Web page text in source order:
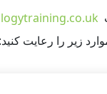
زیر را رعایت کنید: